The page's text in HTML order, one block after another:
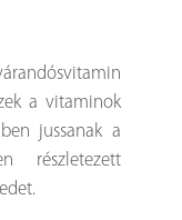
a vitaminok
jussanak a
részletezett